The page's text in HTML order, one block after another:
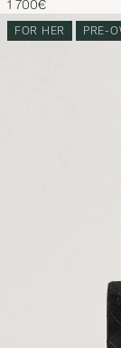
1 700€
FOR HER PRE-